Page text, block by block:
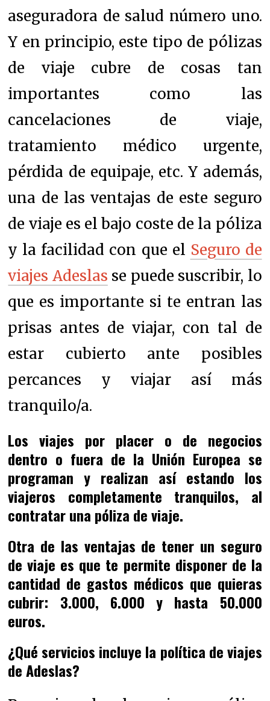
aseguradora de salud número uno.
Y en principio, este tipo de pólizas
de viaje cubre de cosas tan
importantes como las
cancelaciones de viaje,
tratamiento médico urgente,
pérdida de equipaje, etc. Y además,
una de las ventajas de este seguro
de viaje es el bajo coste de la póliza
y la facilidad con que el Seguro de
viajes Adeslas se puede suscribir, lo
que es importante si te entran las
prisas antes de viajar, con tal de
estar cubierto ante posibles
percances y viajar así más
tranquilo/a.
Los viajes por placer o de negocios
dentro o fuera de la Unión Europea se
programan y realizan así estando los
viajeros completamente tranquilos, al
contratar una póliza de viaje.
Otra de las ventajas de tener un seguro
de viaje es que te permite disponer de la
cantidad de gastos médicos que quieras
cubrir: 3.000, 6.000 y hasta 50.000
euros.
¿Qué servicios incluye la política de viajes
de Adeslas?